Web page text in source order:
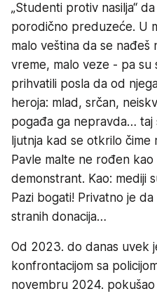
„Studenti protiv nasilja“
porodično preduzeće. U
malo veština da se
vreme, malo veze - pa su
prihvatili posla da od
heroja: mlad, srčan,
pogađa ga nepravda… taj
ljutnja kad se otkrilo
Pavle malte ne rođen
demonstrant. Kao: mediji
Pazi bogati! Privatno je
stranih donacija…
Od 2023. do danas uvek
konfrontacijom sa
novembru 2024.